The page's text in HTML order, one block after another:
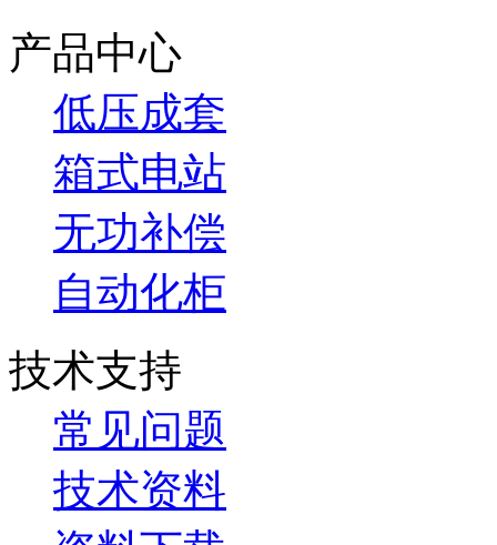
产品中心
低压成套
箱式电站
无功补偿
自动化柜
技术支持
常见问题
技术资料